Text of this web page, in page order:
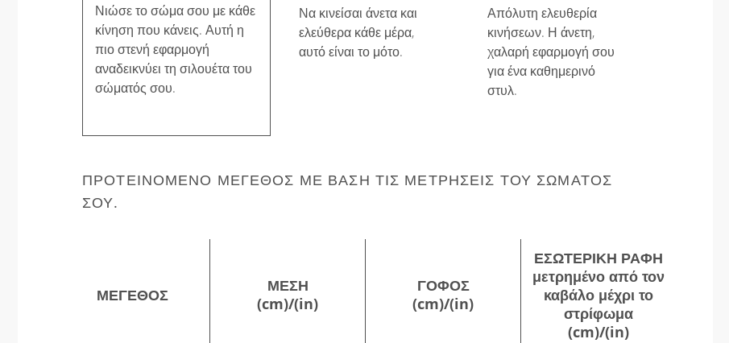
Νιώσε το σώμα σου με κάθε
κίνηση που κάνεις. Αυτή η
πιο στενή εφαρμογή
αναδεικνύει τη σιλουέτα του
σώματός σου.
Να κινείσαι άνετα και
ελεύθερα κάθε μέρα,
αυτό είναι το μότο.
Απόλυτη ελευθερία
κινήσεων. Η άνετη,
χαλαρή εφαρμογή σου
για ένα καθημερινό
στυλ.
ΠΡΟΤΕΙΝΌΜΕΝΟ ΜΈΓΕΘΟΣ ΜΕ ΒΆΣΗ ΤΙΣ ΜΕΤΡΉΣΕΙΣ ΤΟΥ ΣΏΜΑΤΌΣ
ΣΟΥ.
ΜΈΓΕΘΟΣ
ΜΈΣΗ
(cm)/(in)
ΓΟΦΌΣ
(cm)/(in)
ΕΣΩΤΕΡΙΚΉ ΡΑΦΉ
μετρημένο από τον
καβάλο μέχρι το
στρίφωμα
(cm)/(in)